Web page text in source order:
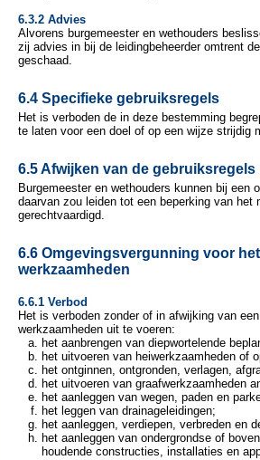
6.3.2 Advies
Alvorens burgemeester en wethouders
zij advies in bij de leidingbeheerder omtrent
geschaad.
6.4 Specifieke gebruiksregels
Het is verboden de in deze bestemming
te laten voor een doel of op een wijze strijdig
6.5 Afwijken van de gebruiksregels
Burgemeester en wethouders kunnen bij
daarvan zou leiden tot een beperking van het
gerechtvaardigd.
6.6 Omgevingsvergunning voor
werkzaamheden
6.6.1 Verbod
Het is verboden zonder of in afwijking van
werkzaamheden uit te voeren:
het aanbrengen van diepwortelende
het uitvoeren van heiwerkzaamheden of
het ontginnen, ontgronden, verlagen,
het uitvoeren van graafwerkzaamheden
het aanleggen van wegen, paden en
het leggen van drainageleidingen;
het aanleggen, verdiepen, verbreden en
het aanleggen van ondergrondse of
houdende constructies, installaties en